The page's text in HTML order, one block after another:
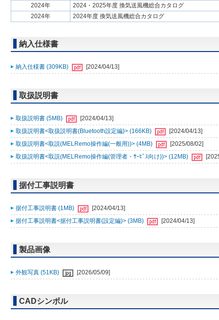
2024年
2024・2025年度 換気送風機総合カタログ
2024年
2024年度 換気送風機総合カタログ
納入仕様書
納入仕様書 (309KB) [2024/04/13]
取扱説明書
取扱説明書 (5MB)
[2024/04/13]
取扱説明書<取扱説明書(Bluetooth設定編)> (166KB)
[2024/04/13]
取扱説明書<取説(MELRemo操作編(一般用))> (4MB)
[2025/08/02]
取扱説明書<取説(MELRemo操作編(管理者・ｻｰﾋﾞｽ向け))> (12MB)
据付工事説明書
据付工事説明書 (1MB)
[2024/04/13]
据付工事説明書<据付工事説明書(設定編)> (3MB)
[2024/04/13]
製品画像
外観写真 (51KB) [2026/05/09]
CADシンボル